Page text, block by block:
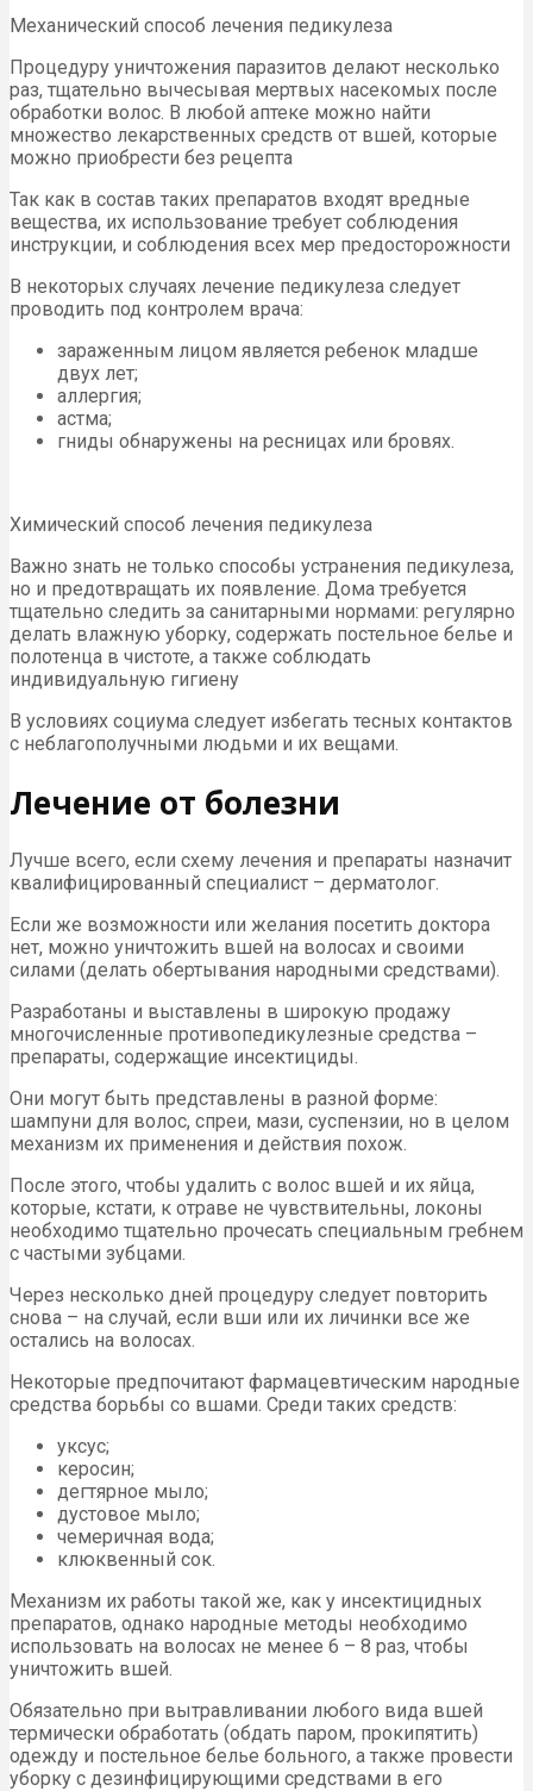
Механический способ лечения педикулеза
Процедуру уничтожения паразитов делают несколько
раз, тщательно вычесывая мертвых насекомых после
обработки волос. В любой аптеке можно найти
множество лекарственных средств от вшей, которые
можно приобрести без рецепта
Так как в состав таких препаратов входят вредные
вещества, их использование требует соблюдения
инструкции, и соблюдения всех мер предосторожности
В некоторых случаях лечение педикулеза следует
проводить под контролем врача:
зараженным лицом является ребенок младше
двух лет;
аллергия;
астма;
гниды обнаружены на ресницах или бровях.
Химический способ лечения педикулеза
Важно знать не только способы устранения педикулеза,
но и предотвращать их появление. Дома требуется
тщательно следить за санитарными нормами: регулярно
делать влажную уборку, содержать постельное белье и
полотенца в чистоте, а также соблюдать
индивидуальную гигиену
В условиях социума следует избегать тесных контактов
с неблагополучными людьми и их вещами.
Лечение от болезни
Лучше всего, если схему лечения и препараты назначит
квалифицированный специалист – дерматолог.
Если же возможности или желания посетить доктора
нет, можно уничтожить вшей на волосах и своими
силами (делать обертывания народными средствами).
Разработаны и выставлены в широкую продажу
многочисленные противопедикулезные средства –
препараты, содержащие инсектициды.
Они могут быть представлены в разной форме:
шампуни для волос, спреи, мази, суспензии, но в целом
механизм их применения и действия похож.
После этого, чтобы удалить с волос вшей и их яйца,
которые, кстати, к отраве не чувствительны, локоны
необходимо тщательно прочесать специальным гребнем
с частыми зубцами.
Через несколько дней процедуру следует повторить
снова – на случай, если вши или их личинки все же
остались на волосах.
Некоторые предпочитают фармацевтическим народные
средства борьбы со вшами. Среди таких средств:
уксус;
керосин;
дегтярное мыло;
дустовое мыло;
чемеричная вода;
клюквенный сок.
Механизм их работы такой же, как у инсектицидных
препаратов, однако народные методы необходимо
использовать на волосах не менее 6 – 8 раз, чтобы
уничтожить вшей.
Обязательно при вытравливании любого вида вшей
термически обработать (обдать паром, прокипятить)
одежду и постельное белье больного, а также провести
уборку с дезинфицирующими средствами в его